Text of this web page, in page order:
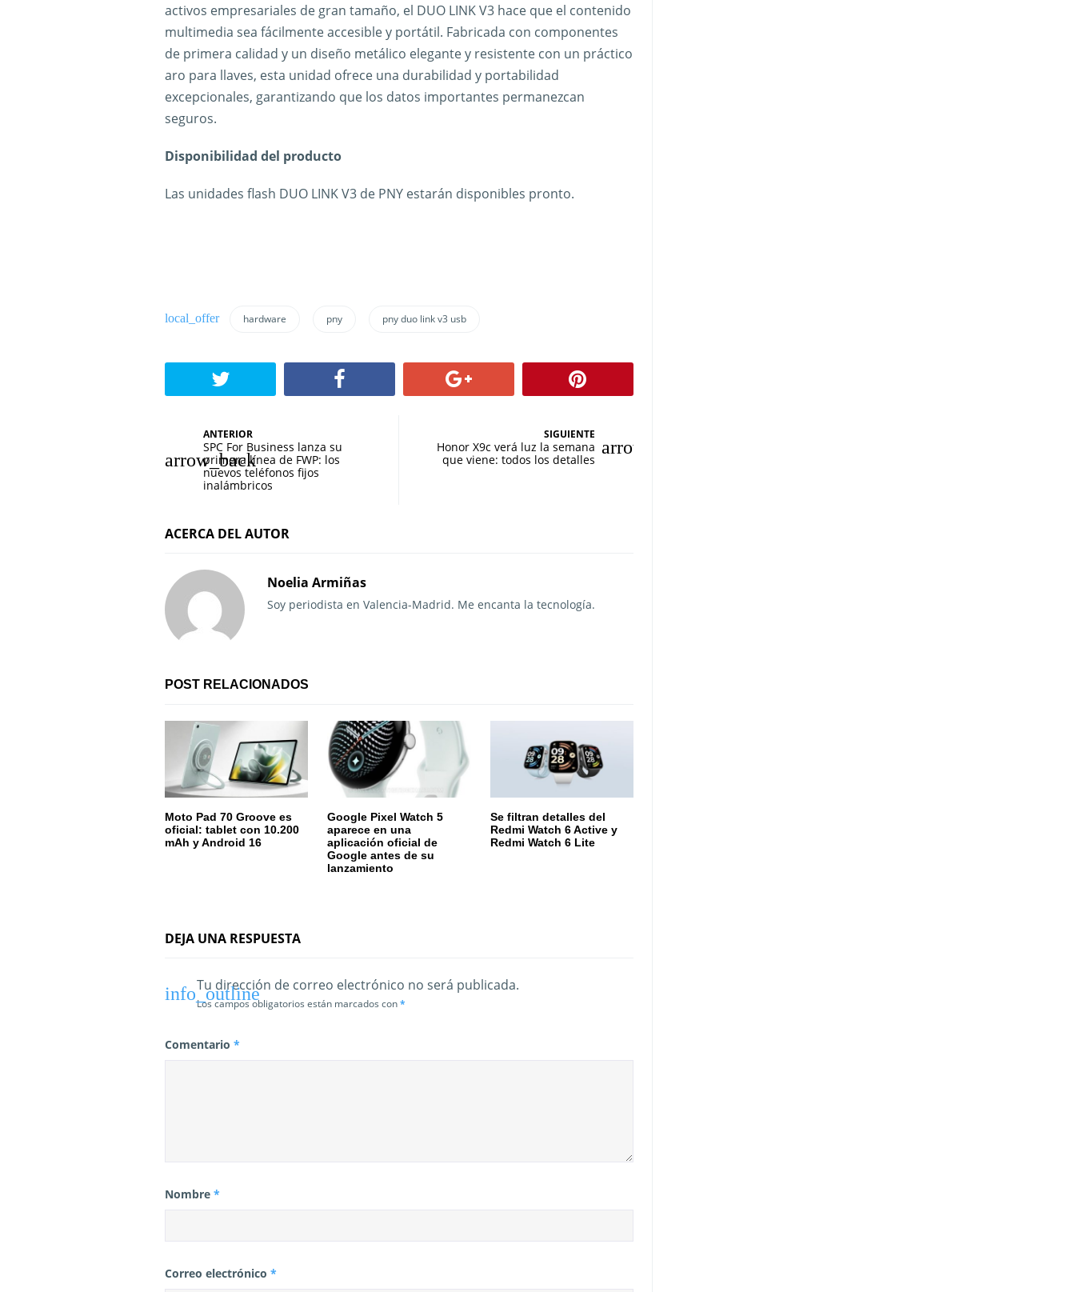
activos empresariales de gran tamaño, el DUO LINK V3 hace que el contenido
multimedia sea fácilmente accesible y portátil. Fabricada con componentes
de primera calidad y un diseño metálico elegante y resistente con un práctico
aro para llaves, esta unidad ofrece una durabilidad y portabilidad
excepcionales, garantizando que los datos importantes permanezcan
seguros.
Disponibilidad del producto
Las unidades flash DUO LINK V3 de PNY estarán disponibles pronto.
hardware pny pny duo link v3 usb
a
e
a
c
ó
e
e
n
t
d
s
ANTERIOR
SPC For Business lanza su
primera línea de FWP: los
nuevos teléfonos fijos
inalámbricos
SIGUIENTE
Honor X9c verá luz la semana
que viene: todos los detalles
ACERCA DEL AUTOR
Noelia Armiñas
Soy periodista en Valencia-Madrid. Me encanta la tecnología.
POST RELACIONADOS
Moto Pad 70 Groove es
oficial: tablet con 10.200
mAh y Android 16
Google Pixel Watch 5
aparece en una
aplicación oficial de
Google antes de su
lanzamiento
Se filtran detalles del
Redmi Watch 6 Active y
Redmi Watch 6 Lite
DEJA UNA RESPUESTA
Tu dirección de correo electrónico no será publicada.
Los campos obligatorios están marcados con*
Comentario *
Nombre *
Correo electrónico *